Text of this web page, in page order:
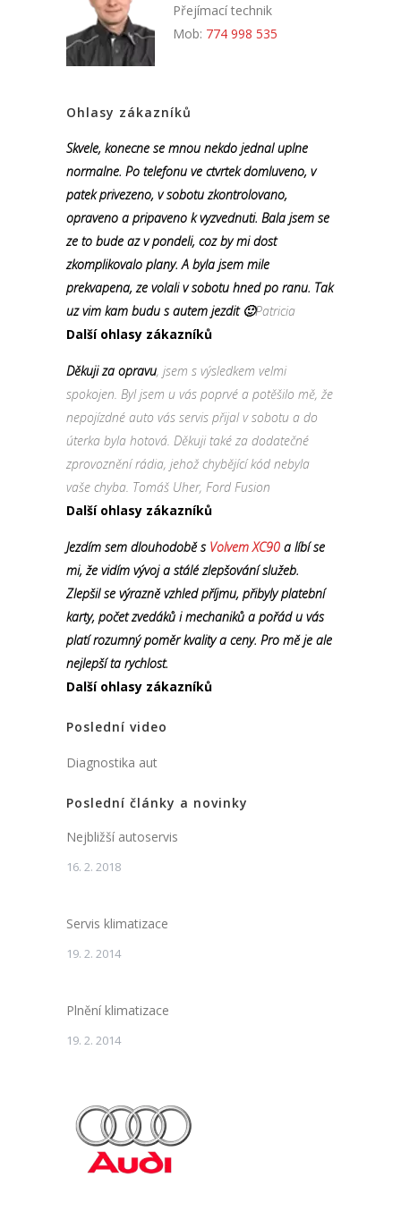
Přejímací technik
Mob: 774 998 535
Ohlasy zákazníků
Skvele, konecne se mnou nekdo jednal uplne
normalne. Po telefonu ve ctvrtek domluveno, v
patek privezeno, v sobotu zkontrolovano,
opraveno a pripaveno k vyzvednuti. Bala jsem se
ze to bude az v pondeli, coz by mi dost
zkomplikovalo plany. A byla jsem mile
prekvapena, ze volali v sobotu hned po ranu. Tak
uz vim kam budu s autem jezdit 🙂Patricia
Další ohlasy zákazníků
Děkuji za opravu, jsem s výsledkem velmi
spokojen. Byl jsem u vás poprvé a potěšilo mě, že
nepojízdné auto vás servis přijal v sobotu a do
úterka byla hotová. Děkuji také za dodatečné
zprovoznění rádia, jehož chybějící kód nebyla
vaše chyba. Tomáš Uher, Ford Fusion
Další ohlasy zákazníků
Jezdím sem dlouhodobě s Volvem XC90 a líbí se
mi, že vidím vývoj a stálé zlepšování služeb.
Zlepšil se výrazně vzhled příjmu, přibyly platební
karty, počet zvedáků i mechaniků a pořád u vás
platí rozumný poměr kvality a ceny. Pro mě je ale
nejlepší ta rychlost.
Další ohlasy zákazníků
Poslední video
Diagnostika aut
Poslední články a novinky
Nejbližší autoservis
16. 2. 2018
Servis klimatizace
19. 2. 2014
Plnění klimatizace
19. 2. 2014